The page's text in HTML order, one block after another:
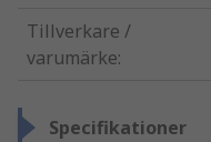
Tillverkare /
varumärke:
Specifikationer